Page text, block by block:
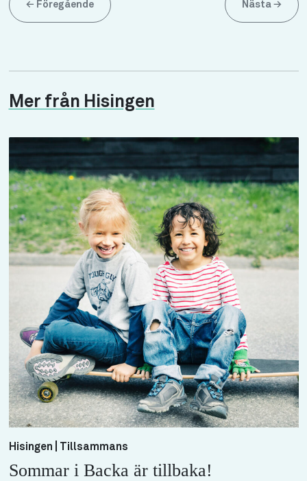
← Föregående Nästa →
Mer från Hisingen
Hisingen | Tillsammans
Sommar i Backa är tillbaka!